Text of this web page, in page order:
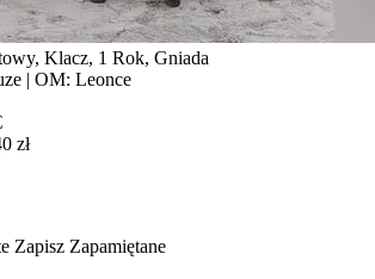
Klacz, 1 Rok, Gniada
| OM: Leonce
zł
Zapisz Zapamiętane